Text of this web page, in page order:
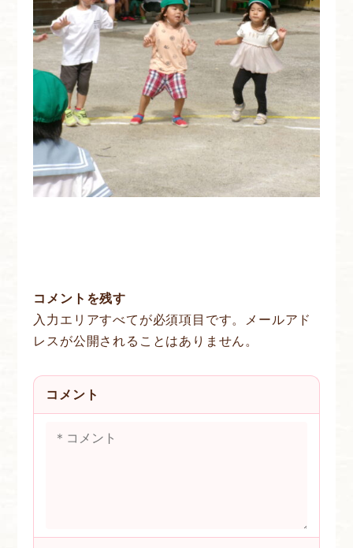
コメントを残す
入力エリアすべてが必須項目です。メールアド
レスが公開されることはありません。
コメント